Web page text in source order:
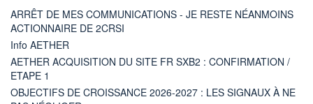
ARRÊT DE MES COMMUNICATIONS - JE RESTE NÉANMOINS
ACTIONNAIRE DE 2CRSI
Info AETHER
AETHER ACQUISITION DU SITE FR SXB2 : CONFIRMATION /
ETAPE 1
OBJECTIFS DE CROISSANCE 2026-2027 : LES SIGNAUX À NE